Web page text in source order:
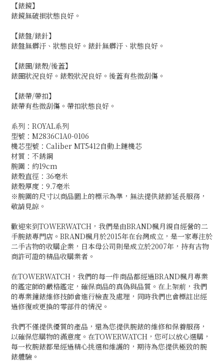
【錶鏡】
錶鏡無破損狀態良好。
【錶盤/錶針】
錶盤無髒汙、狀態良好。錶針無髒汙、狀態良好。
【錶圈/錶殼/後蓋】
錶圈狀況良好。錶殼狀況良好。後蓋有些微刮傷。
【錶帶/帶扣】
錶帶有些微刮傷。帶扣狀態良好。
系列：ROYAL系列
型號：M2836C1A0-0106
機芯型號：Caliber MT5412自動上鏈機芯
材質：不銹鋼
腕圍：約19cm
錶殼直徑：36毫米
錶殼厚度：9.7毫米
※腕圍的尺寸以商品圖上的標示為準，無法提供錶節延長服務，
敬請見諒。
歡迎來到TOWERWATCH，我們是由BRAND楓月親自經營的二
手腕錶專門店。BRAND楓月於2015年在台灣成立，是一家專注於
二手古物的收購企業，日本母公司則是成立於2007年，持有古物
商許可證的精品收購業者。
在TOWERWATCH，我們的每一件商品都經過BRAND楓月專業
的鑑定師的嚴格鑑定，確保商品的真偽與品質。在上架前，我們
的專業鐘錶維修技師會進行檢查及處理，同時我們也會標註出經
過修復或更換的零部件的情況。
我們不僅提供優質的產品，還為您提供腕錶的維修和保養服務，
以確保您購物的滿意度。在TOWERWATCH，您可以放心選購，
每一枚腕錶都是經過精心挑選和維護的，期待為您提供極致的腕
錶體驗。